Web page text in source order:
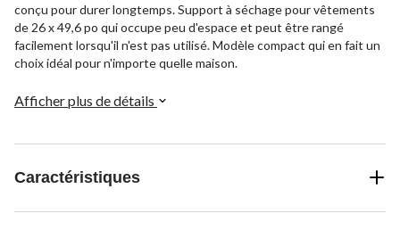
conçu pour durer longtemps. Support à séchage pour vêtements
de 26 x 49,6 po qui occupe peu d'espace et peut être rangé
facilement lorsqu'il n'est pas utilisé. Modèle compact qui en fait un
choix idéal pour n'importe quelle maison.
Afficher plus de détails
Caractéristiques